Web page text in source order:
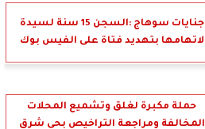
جنايات سوهاج :السجن 15 سنة لسيدة
لاتهامها بتهديد فتاة على الفيس بوك
حملة مكبرة لغلق وتشميع المحلات
المخالفة ومراجعة التراخيص بحي شرق